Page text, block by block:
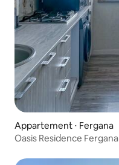
Appartement ⋅ Fergana
Oasis Residence Fergana